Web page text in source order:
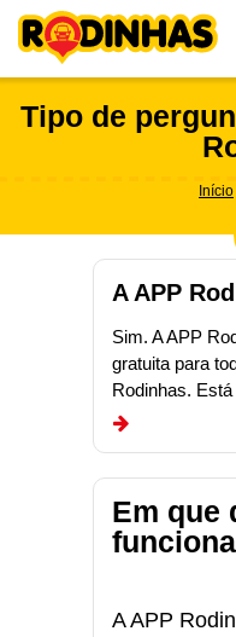
content
Tipo de
Início
A APP
Sim. A APP
gratuita para
Rodinhas.
Em que
A APP